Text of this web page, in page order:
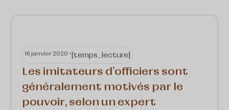
16 janvier 2020 •[temps_lecture]
Les imitateurs d'officiers sont
généralement motivés par le
pouvoir, selon un expert